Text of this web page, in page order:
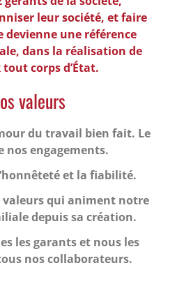
leur société, et faire
devienne une référence
dans la réalisation de
corps d’État.
valeurs
du travail bien fait. Le
nos engagements.
et la fiabilité.
valeurs qui animent notre
depuis sa création.
les garants et nous les
nos collaborateurs.